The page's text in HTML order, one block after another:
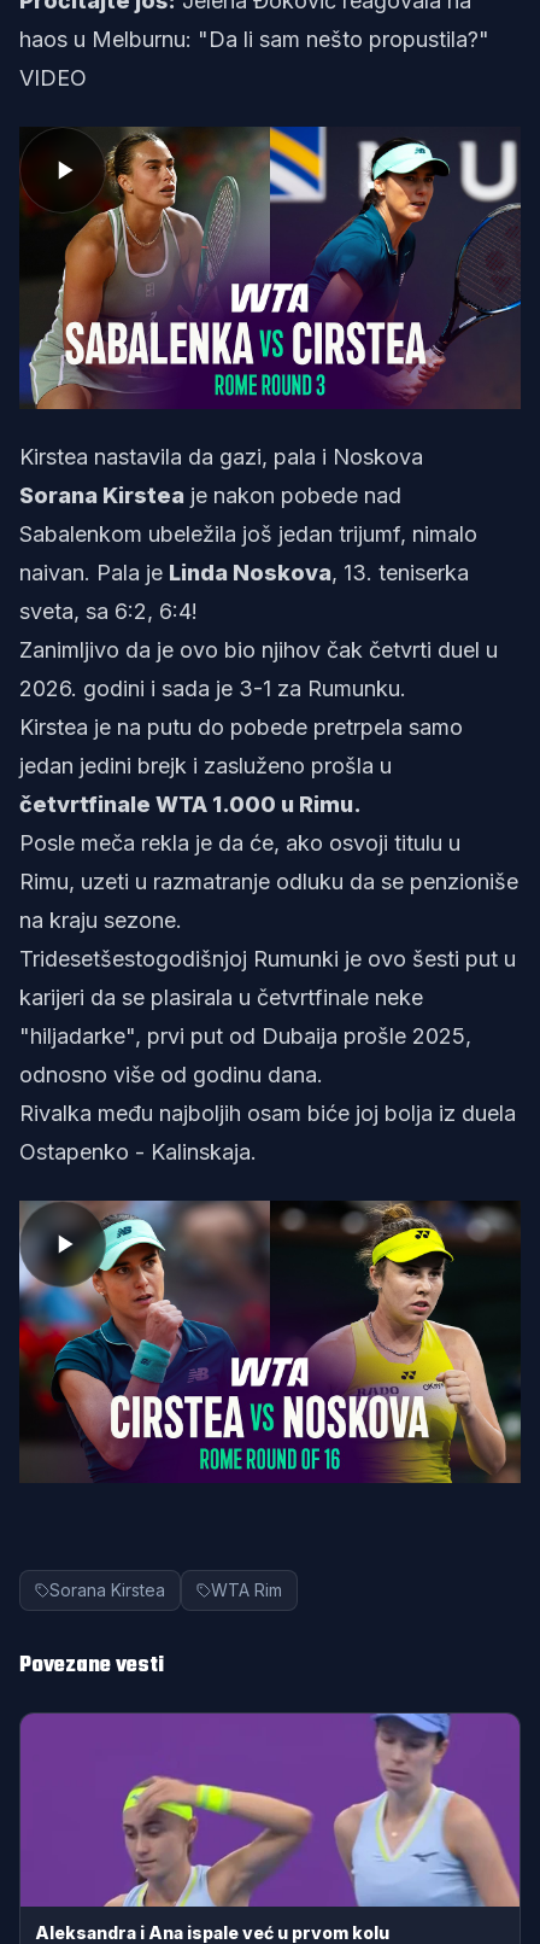
haos u Melburnu: "Da li sam nešto propustila?"
VIDEO
Kirstea nastavila da gazi, pala i Noskova
Sorana Kirstea je nakon pobede nad
Sabalenkom ubeležila još jedan trijumf, nimalo
naivan. Pala je Linda Noskova, 13. teniserka
sveta, sa 6:2, 6:4!
Zanimljivo da je ovo bio njihov čak četvrti duel u
2026. godini i sada je 3-1 za Rumunku.
Kirstea je na putu do pobede pretrpela samo
jedan jedini brejk i zasluženo prošla u
četvrtfinale WTA 1.000 u Rimu.
Posle meča rekla je da će, ako osvoji titulu u
Rimu, uzeti u razmatranje odluku da se penzioniše
na kraju sezone.
Tridesetšestogodišnjoj Rumunki je ovo šesti put u
karijeri da se plasirala u četvrtfinale neke
"hiljadarke", prvi put od Dubaija prošle 2025,
odnosno više od godinu dana.
Rivalka među najboljih osam biće joj bolja iz duela
Ostapenko - Kalinskaja.
Sorana Kirstea WTA Rim
Povezane vesti
Aleksandra i Ana ispale već u prvom kolu